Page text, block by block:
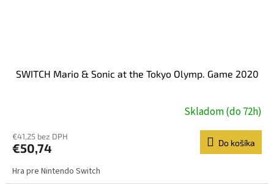
SWITCH Mario & Sonic at the Tokyo Olymp. Game 2020
Skladom (do 72h)
€41,25 bez DPH
€50,74 Do košíka
Hra pre Nintendo Switch